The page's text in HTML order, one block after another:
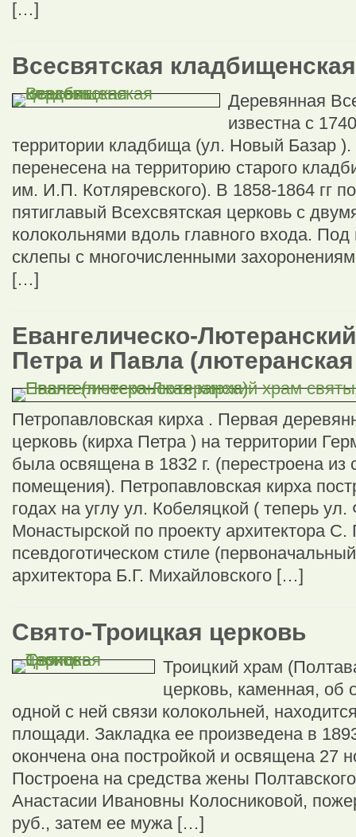
[…]
Всесвятская
Деревянная
известна с
территории кладбища (ул. Новый Базар ).
перенесена на территорию старого
им. И.П. Котляревского). В 1858-1864 гг
пятиглавый Всехсвятская церковь с
колокольнями вдоль главного входа.
склепы с многочисленными
[…]
Евангелическо-
Петра и Павла
Петропавловская кирха . Первая
церковь (кирха Петра ) на территории
была освящена в 1832 г. (перестроена из
помещения). Петропавловская кирха
годах на углу ул. Кобеляцкой ( теперь ул.
Монастырской по проекту архитектора С.
псевдоготическом стиле
архитектора Б.Г. Михайловского […]
Свято-Троицкая церковь
Троицкий храм
церковь, каменная, об
одной с ней связи колокольней,
площади. Закладка ее произведена в
окончена она постройкой и освящена 27
Построена на средства жены
Анастасии Ивановны Колосниковой,
руб., затем ее мужа […]